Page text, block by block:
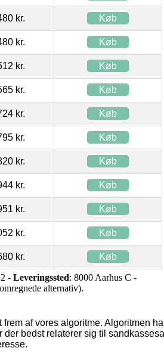
kr. Køb
kr. Køb
kr. Køb
kr. Køb
kr. Køb
kr. Køb
kr. Køb
kr. Køb
kr. Køb
kr. Køb
kr. Køb
- Leveringssted: 8000 Aarhus C -
alternativ).
af vores algoritme. Algoritmen
bedst relaterer sig til